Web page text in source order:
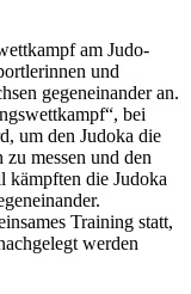
am Judo-
und
gegeneinander an.
bei
um den Judoka die
messen und den
kämpften die Judoka
Training statt,
werden